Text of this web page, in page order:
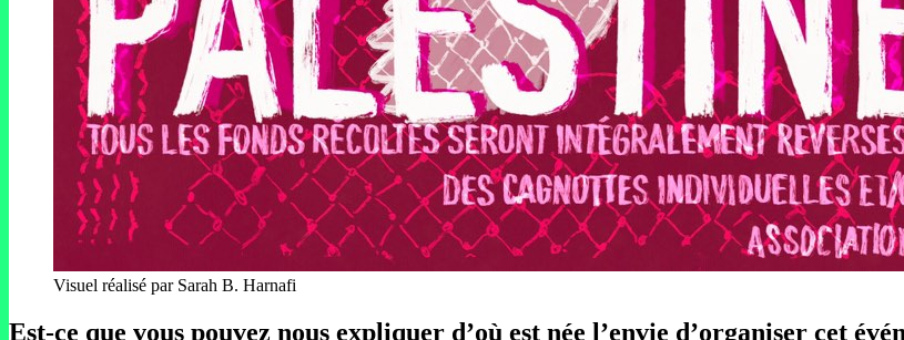
Visuel réalisé par Sarah B. Harnafi
Est-ce que vous pouvez nous expliquer d’où est née l’envie d’organiser cet